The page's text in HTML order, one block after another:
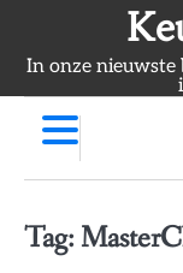
content
In onze nieuwste
Tag: